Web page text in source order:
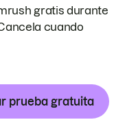
gratis durante
cuando
prueba gratuita